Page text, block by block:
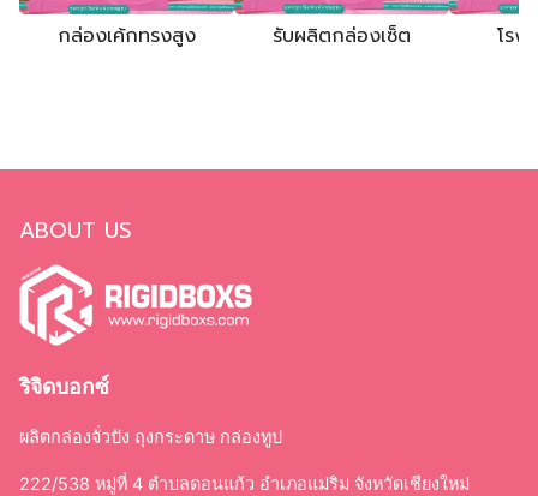
กล่องเค้กทรงสูง รับผลิตกล่องเซ็ต โร
ABOUT US
ริจิดบอกซ์
ผลิตกล่องจั่วปัง ถุงกระดาษ กล่องทูป
222/538 หมู่ที่ 4 ตำบลดอนแก้ว อำเภอแม่ริม จังหวัดเชียงใหม่